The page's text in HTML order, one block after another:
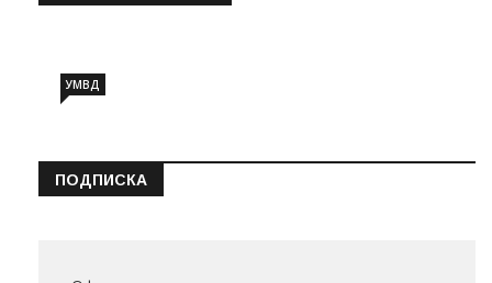
УМВД
ПОДПИСКА